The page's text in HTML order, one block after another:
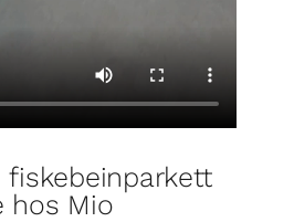
fiskebeinparkett
hos Mio